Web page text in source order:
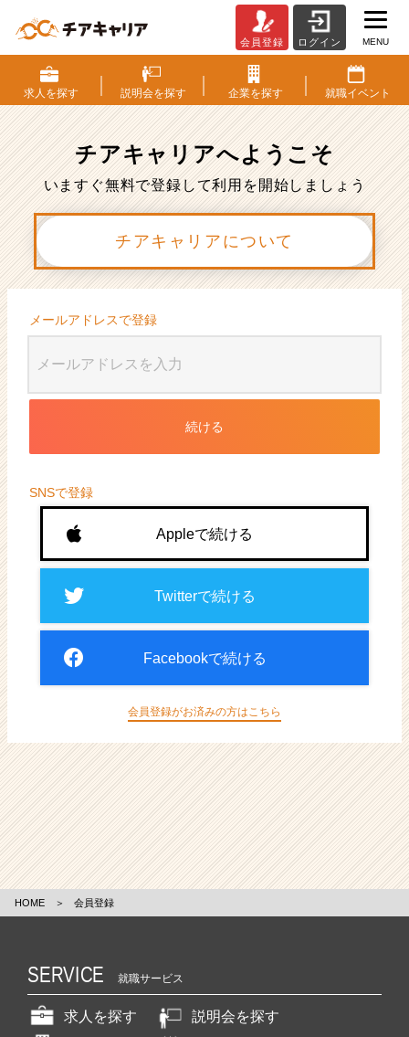
員
登
録
ベ
ン
チ
ャ
成
企
か
ら
ス
カ
ウ
届
活
サ
ト
ア
キ
リ
ア
会員登録 ログイン MENU
求人を探す 説明会を探す 企業を探す 就職イベント
チアキャリアへようこそ
いますぐ無料で登録して利用を開始しましょう
チアキャリアについて
メールアドレスで登録
続ける
SNSで登録
Appleで続ける
Twitterで続ける
Facebookで続ける
会員登録がお済みの方はこちら
HOME ＞ 会員登録
SERVICE 就職サービス
求人を探す
説明会を探す